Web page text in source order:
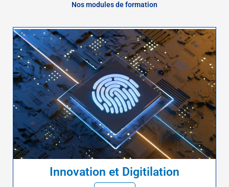
Nos modules de formation
Innovation et Digitilation